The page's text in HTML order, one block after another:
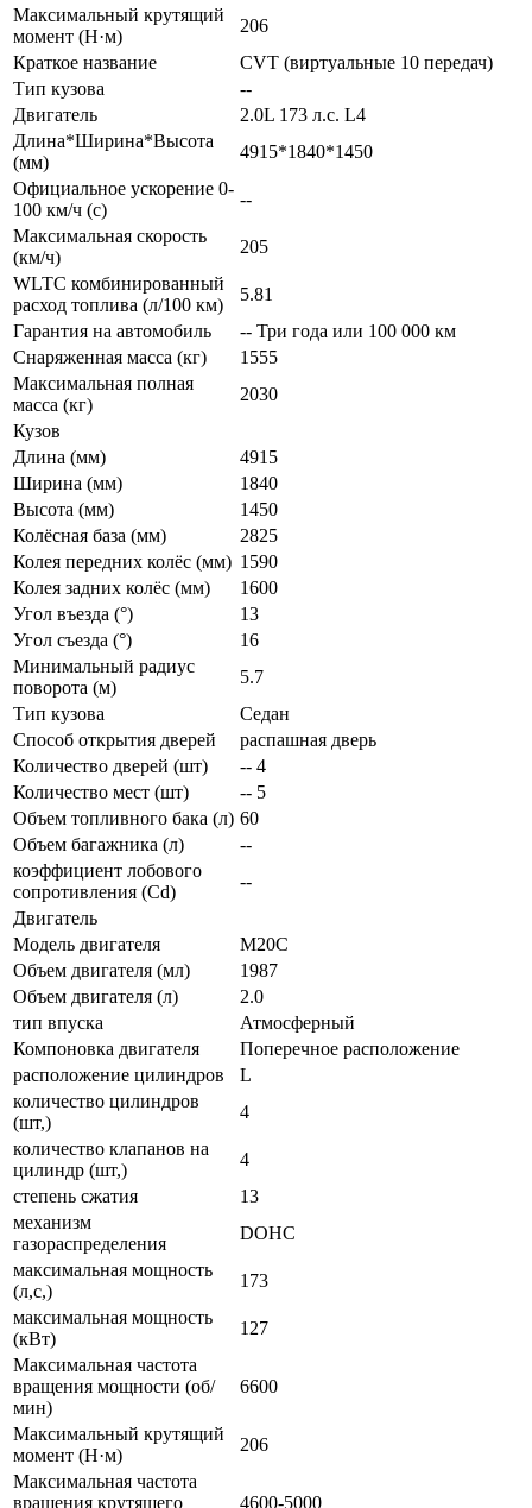
Максимальный крутящий
момент (Н·м)
206
Краткое название
CVT (виртуальные 10 передач)
Тип кузова
--
Двигатель
2.0L 173 л.с. L4
Длина*Ширина*Высота
(мм)
4915*1840*1450
Официальное ускорение 0-
100 км/ч (с)
--
Максимальная скорость
(км/ч)
205
WLTC комбинированный
расход топлива (л/100 км)
5.81
Гарантия на автомобиль
-- Три года или 100 000 км
Снаряженная масса (кг)
1555
Максимальная полная
масса (кг)
2030
Кузов
Длина (мм)
4915
Ширина (мм)
1840
Высота (мм)
1450
Колёсная база (мм)
2825
Колея передних колёс (мм) 1590
Колея задних колёс (мм)
1600
Угол въезда (°)
13
Угол съезда (°)
16
Минимальный радиус
поворота (м)
5.7
Тип кузова
Седан
Способ открытия дверей
распашная дверь
Количество дверей (шт)
-- 4
Количество мест (шт)
-- 5
Объем топливного бака (л) 60
Объем багажника (л)
--
коэффициент лобового
сопротивления (Cd)
--
Двигатель
Модель двигателя
M20C
Объем двигателя (мл)
1987
Объем двигателя (л)
2.0
тип впуска
Атмосферный
Компоновка двигателя
Поперечное расположение
расположение цилиндров
L
количество цилиндров
(шт,)
4
количество клапанов на
цилиндр (шт,)
4
степень сжатия
13
механизм
газораспределения
DOHC
максимальная мощность
(л,с,)
173
максимальная мощность
(кВт)
127
Максимальная частота
вращения мощности (об/
мин)
6600
Максимальный крутящий
момент (Н·м)
206
Максимальная частота
вращения крутящего
4600-5000